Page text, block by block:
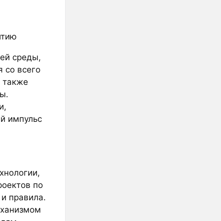
среды,
со всего
также
импульс
по
правила.